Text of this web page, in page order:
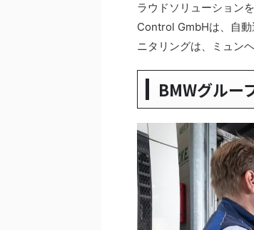
ラウドソリューション
Control GmbHは、自
ニタリングは、ミュン
BMWグルー